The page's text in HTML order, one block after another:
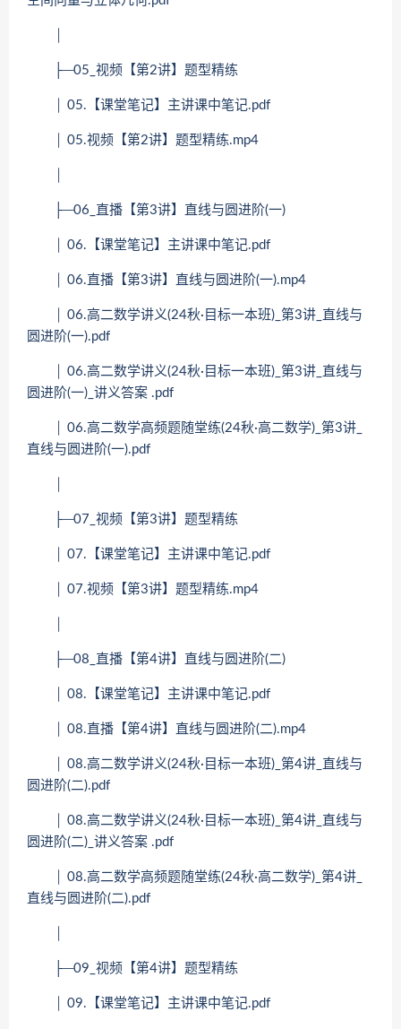
├─05_视频【第2讲】题型精练
│ 05.【课堂笔记】主讲课中笔记.pdf
│ 05.视频【第2讲】题型精练.mp4
├─06_直播【第3讲】直线与圆进阶(一)
│ 06.【课堂笔记】主讲课中笔记.pdf
│ 06.直播【第3讲】直线与圆进阶(一).mp4
│ 06.高二数学讲义(24秋·目标一本班)_第3讲_直线与
圆进阶(一).pdf
│ 06.高二数学讲义(24秋·目标一本班)_第3讲_直线与
圆进阶(一)_讲义答案 .pdf
│ 06.高二数学高频题随堂练(24秋·高二数学)_第3讲_
直线与圆进阶(一).pdf
├─07_视频【第3讲】题型精练
│ 07.【课堂笔记】主讲课中笔记.pdf
│ 07.视频【第3讲】题型精练.mp4
├─08_直播【第4讲】直线与圆进阶(二)
│ 08.【课堂笔记】主讲课中笔记.pdf
│ 08.直播【第4讲】直线与圆进阶(二).mp4
│ 08.高二数学讲义(24秋·目标一本班)_第4讲_直线与
圆进阶(二).pdf
│ 08.高二数学讲义(24秋·目标一本班)_第4讲_直线与
圆进阶(二)_讲义答案 .pdf
│ 08.高二数学高频题随堂练(24秋·高二数学)_第4讲_
直线与圆进阶(二).pdf
├─09_视频【第4讲】题型精练
│ 09.【课堂笔记】主讲课中笔记.pdf